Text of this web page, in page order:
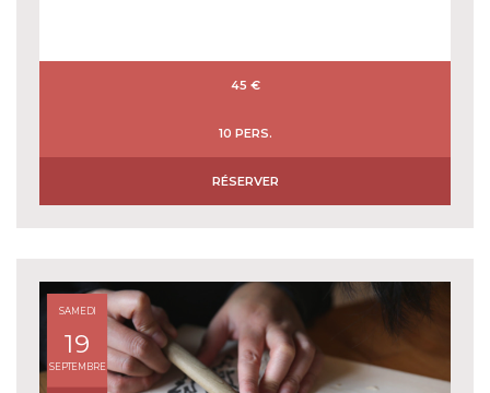
45 €
10 PERS.
RÉSERVER
SAMEDI
19
SEPTEMBRE